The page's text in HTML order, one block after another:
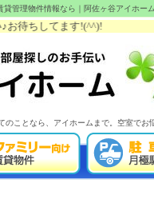
管理物件情報なら｜阿佐ヶ谷アイホー
待ちしてます!(^^)!
のことなら、アイホームまで。空室で